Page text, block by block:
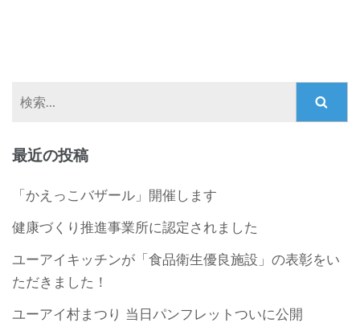
最近の投稿
「かえっこバザール」開催します
健康づくり推進事業所に認定されました
ユーアイキッチンが「食品衛生優良施設」の表彰をい
ただきました！
ユーアイ村まつり 当日パンフレットついに公開